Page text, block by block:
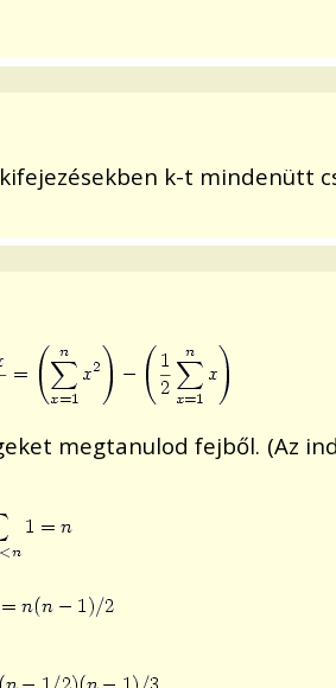
k-t mindenütt
megtanulod fejből. (Az